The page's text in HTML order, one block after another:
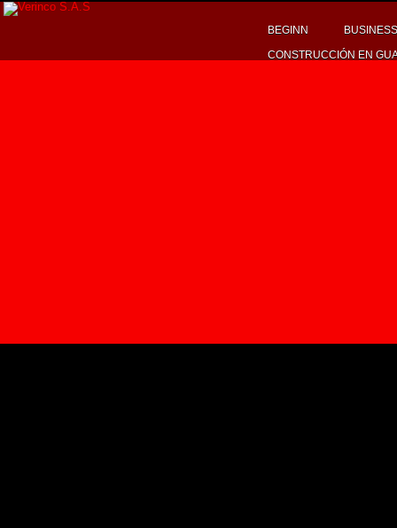
BEGINN
CONSTRUCCIÓN EN